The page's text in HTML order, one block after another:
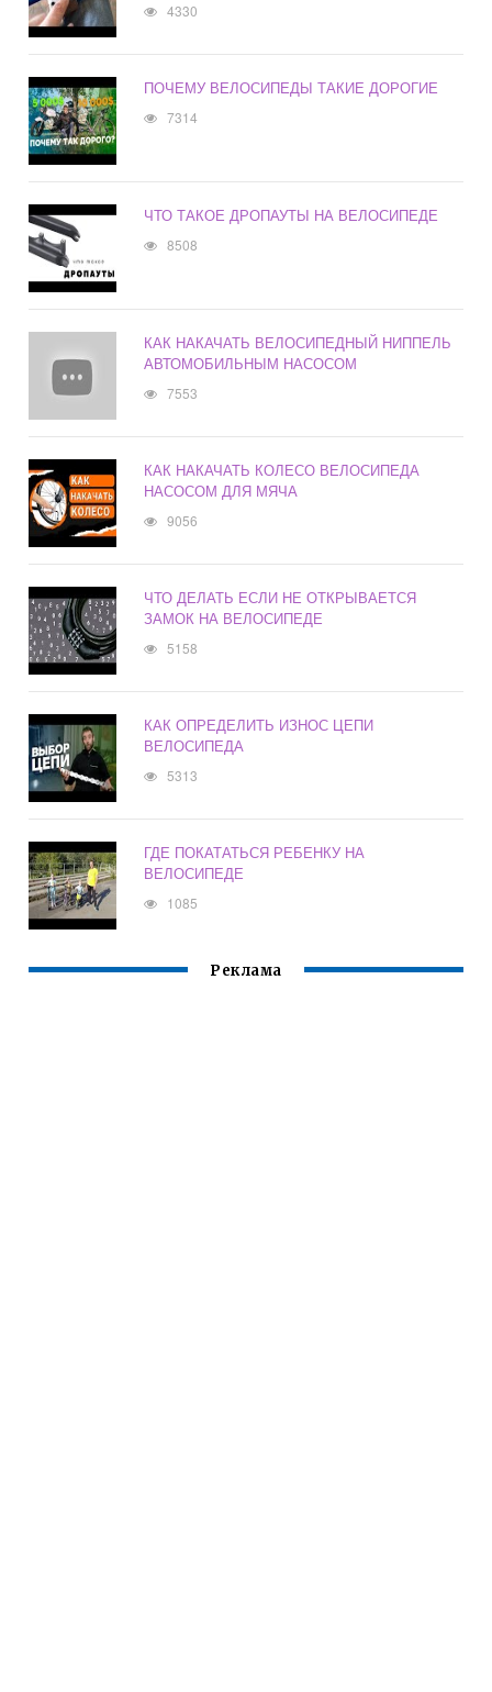
4330
ПОЧЕМУ ВЕЛОСИПЕДЫ ТАКИЕ ДОРОГИЕ
7314
ЧТО ТАКОЕ ДРОПАУТЫ НА ВЕЛОСИПЕДЕ
8508
КАК НАКАЧАТЬ ВЕЛОСИПЕДНЫЙ НИППЕЛЬ
АВТОМОБИЛЬНЫМ НАСОСОМ
7553
КАК НАКАЧАТЬ КОЛЕСО ВЕЛОСИПЕДА
НАСОСОМ ДЛЯ МЯЧА
9056
ЧТО ДЕЛАТЬ ЕСЛИ НЕ ОТКРЫВАЕТСЯ
ЗАМОК НА ВЕЛОСИПЕДЕ
5158
КАК ОПРЕДЕЛИТЬ ИЗНОС ЦЕПИ
ВЕЛОСИПЕДА
5313
ГДЕ ПОКАТАТЬСЯ РЕБЕНКУ НА
ВЕЛОСИПЕДЕ
1085
Реклама